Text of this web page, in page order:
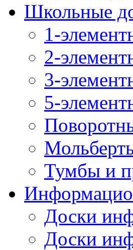
Школьные
1-
2-
3-
5-
Тумбы и
Доски
Доски